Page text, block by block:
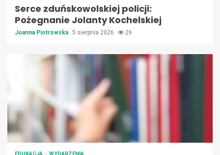
Serce zduńskowolskiej policji:
Pożegnanie Jolanty Kochelskiej
Joanna Piotrowska 5 sierpnia 2026 26
EDUKACJA WYDARZENIA